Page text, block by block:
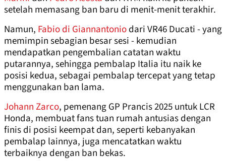
setelah memasang ban baru di menit-menit terakhir.
Namun, Fabio di Giannantoniodari VR46 Ducati - yang
memimpin sebagian besar sesi - kemudian
mendapatkan pengembalian catatan waktu
putarannya, sehingga pembalap Italia itu naik ke
posisi kedua, sebagai pembalap tercepat yang tetap
menggunakan ban lama.
Johann Zarco, pemenang GP Prancis 2025 untuk LCR
Honda, membuat fans tuan rumah antusias dengan
finis di posisi keempat dan, seperti kebanyakan
pembalap lainnya, juga mencatatkan waktu
terbaiknya dengan ban bekas.